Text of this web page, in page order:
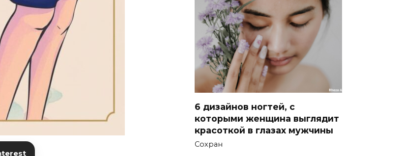
6 дизайнов ногтей, с
которыми женщина выглядит
красоткой в глазах мужчины
Сохран